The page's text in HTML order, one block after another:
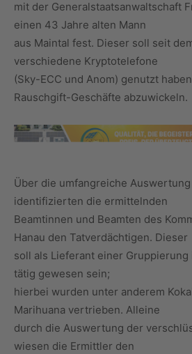
mit der Generalstaatsanwaltschaft
einen 43 Jahre alten Mann
aus Maintal fest. Dieser soll seit
verschiedene Kryptotelefone
(Sky-ECC und Anom) genutzt
Rauschgift-Geschäfte abzuwickeln.
Über die umfangreiche
identifizierten die ermittelnden
Beamtinnen und Beamten des
Hanau den Tatverdächtigen. Dieser
soll als Lieferant einer
tätig gewesen sein;
hierbei wurden unter anderem
Marihuana vertrieben. Alleine
durch die Auswertung der
wiesen die Ermittler den